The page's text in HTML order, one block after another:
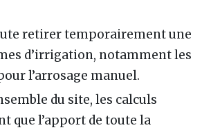
retirer temporairement une
d’irrigation, notamment les
l’arrosage manuel.
du site, les calculs
que l’apport de toute la